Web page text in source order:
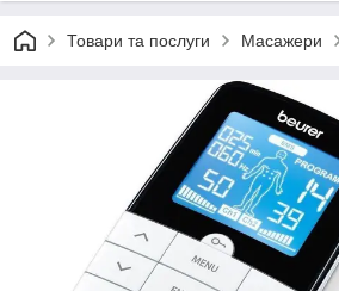
Товари та послуги Масажери